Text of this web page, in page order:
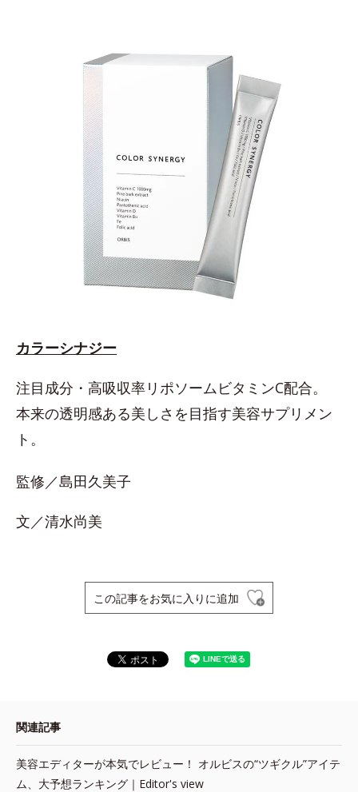
カラーシナジー
注目成分・高吸収率リポソームビタミンC配合。
本来の透明感ある美しさを目指す美容サプリメン
ト。
監修／島田久美子
文／清水尚美
この記事をお気に入りに追加
関連記事
美容エディターが本気でレビュー！ オルビスの“ツギクル”アイテ
ム、大予想ランキング｜Editor's view